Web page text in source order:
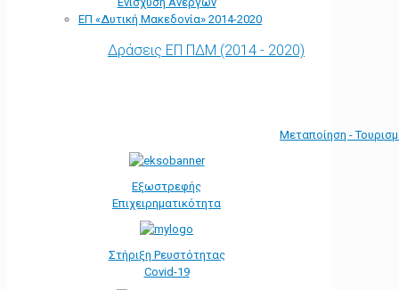
ΕΠ «Δυτική Μακεδονία» 2014-2020
Δράσεις ΕΠ ΠΔΜ (2014 - 2020)
Μεταποίηση -
Εξωστρεφής
Επιχειρηματικότητα
Στήριξη Ρευστότητας
Covid-19